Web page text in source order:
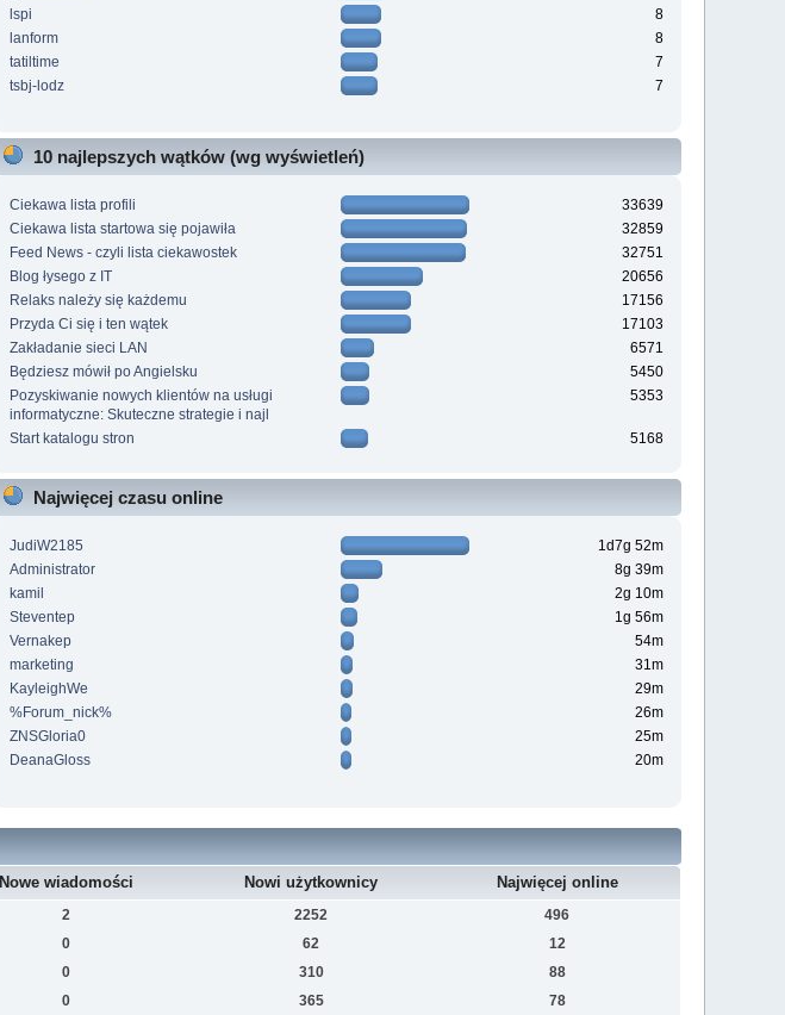
lspi
8
lanform
8
tatiltime
7
tsbj-lodz
7
10 najlepszych wątków (wg wyświetleń)
Ciekawa lista profili
33639
Ciekawa lista startowa się pojawiła
32859
Feed News - czyli lista ciekawostek
32751
Blog łysego z IT
20656
Relaks należy się każdemu
17156
Przyda Ci się i ten wątek
17103
Zakładanie sieci LAN
6571
Będziesz mówił po Angielsku
5450
Pozyskiwanie nowych klientów na usługi
informatyczne: Skuteczne strategie i najl
5353
Start katalogu stron 5168
Najwięcej czasu online
JudiW2185
1d7g 52m
Administrator
8g 39m
kamil
2g 10m
Steventep
1g 56m
Vernakep
54m
marketing
31m
KayleighWe
29m
%Forum_nick%
26m
ZNSGloria0
25m
DeanaGloss
20m
Nowe wiadomości Nowi użytkownicy Najwięcej online
2 2252
496
0 62
12
0 310
88
0 365
78